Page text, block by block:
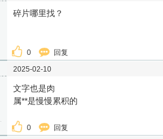
碎片哪里找？
0 回复
2025-02-10
文字也是肉
属**是慢慢累积的
0 回复